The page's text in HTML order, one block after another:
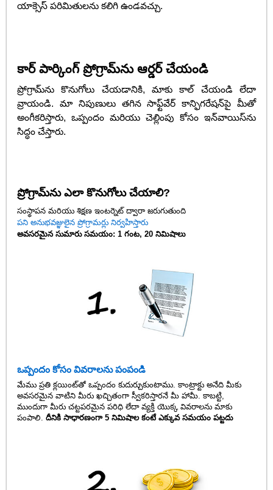
యాక్సెస్ పరిమితులను కలిగి ఉండవచ్చు.
కార్ పార్కింగ్ ప్రోగ్రామ్‌ను ఆర్డర్ చేయండి
ప్రోగ్రామ్‌ను కొనుగోలు చేయడానికి, మాకు కాల్ చేయండి లేదా
వ్రాయండి. మా నిపుణులు తగిన సాఫ్ట్‌వేర్ కాన్ఫిగరేషన్‌పై మీతో
అంగీకరిస్తారు, ఒప్పందం మరియు చెల్లింపు కోసం ఇన్‌వాయిస్‌ను
సిద్ధం చేస్తారు.
ప్రోగ్రామ్‌ను ఎలా కొనుగోలు చేయాలి?
సంస్థాపన మరియు శిక్షణ ఇంటర్నెట్ ద్వారా జరుగుతుంది
పని అనుభవజ్ఞులైన ప్రోగ్రామర్లు నిర్వహిస్తారు
అవసరమైన సుమారు సమయం: 1 గంట, 20 నిమిషాలు
ఒప్పందం కోసం వివరాలను పంపండి
మేము ప్రతి క్లయింట్‌తో ఒప్పందం కుదుర్చుకుంటాము. కాంట్రాక్టు అనేది మీకు
అవసరమైన వాటిని మీరు ఖచ్చితంగా స్వీకరిస్తారనే మీ హామీ. కాబట్టి,
ముందుగా మీరు చట్టపరమైన పరిధి లేదా వ్యక్తి యొక్క వివరాలను మాకు
పంపాలి.దీనికి సాధారణంగా 5 నిమిషాల కంటే ఎక్కువ సమయం పట్టదు